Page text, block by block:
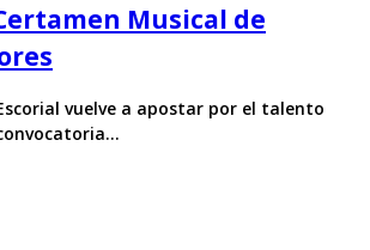
Musical de
vuelve a apostar por el talento